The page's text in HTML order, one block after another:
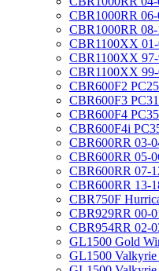
CBR1000RR
CBR1000RR 08-
CBR1100XX
CBR1100XX
CBR1100XX
CBR600F2
CBR600F3
CBR600F4
CBR600F4i
CBR600RR 03-
CBR600RR 05-
CBR600RR 07-
CBR600RR 13-
CBR750F
CBR929RR 00-
CBR954RR 02-
GL1500 Gold
GL1500 Valkyrie